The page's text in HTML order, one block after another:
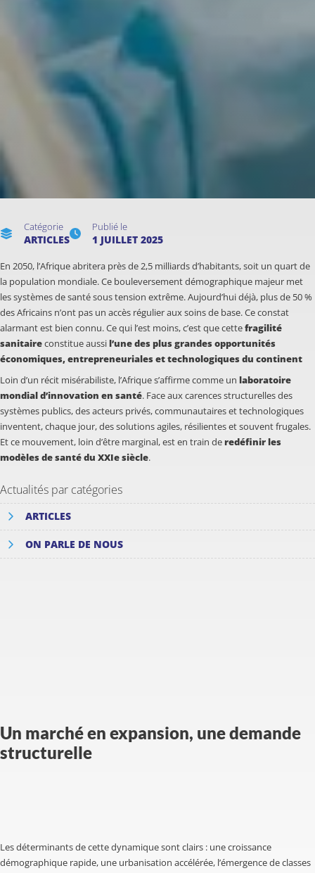
Catégorie
ARTICLES
Publié le
1 JUILLET 2025
En 2050, l’Afrique abritera près de 2,5 milliards d’habitants, soit un quart de
la population mondiale. Ce bouleversement démographique majeur met
les systèmes de santé sous tension extrême. Aujourd’hui déjà, plus de 50 %
des Africains n’ont pas un accès régulier aux soins de base. Ce constat
alarmant est bien connu. Ce qui l’est moins, c’est que cettefragilité
sanitaireconstitue aussil’une des plus grandes opportunités
économiques, entrepreneuriales et technologiques du continent
Loin d’un récit misérabiliste, l’Afrique s’affirme comme un laboratoire
mondial d’innovation en santé. Face aux carences structurelles des
systèmes publics, des acteurs privés, communautaires et technologiques
inventent, chaque jour, des solutions agiles, résilientes et souvent frugales.
Et ce mouvement, loin d’être marginal, est en train deredéfinir les
modèles de santé du XXIe siècle.
Actualités par catégories
ARTICLES
ON PARLE DE NOUS
Un marché en expansion, une demande
structurelle
Les déterminants de cette dynamique sont clairs : une croissance
démographique rapide, une urbanisation accélérée, l’émergence de classes